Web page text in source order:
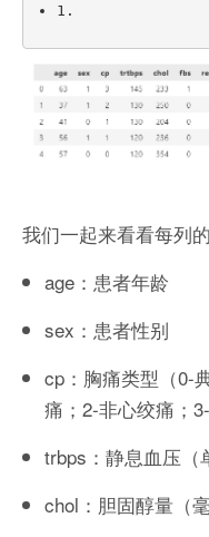
1.
我们一起来看看每列
age：患者年龄
sex：患者性别
cp：胸痛类型（0-
痛；2-非心绞痛；3-
trbps：静息血压（
chol：胆固醇量（毫